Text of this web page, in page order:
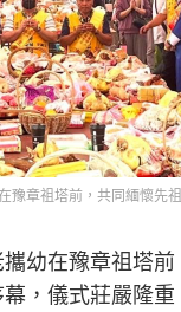
豫章祖塔前，共同緬懷先
幼在豫章祖塔
，儀式莊嚴隆